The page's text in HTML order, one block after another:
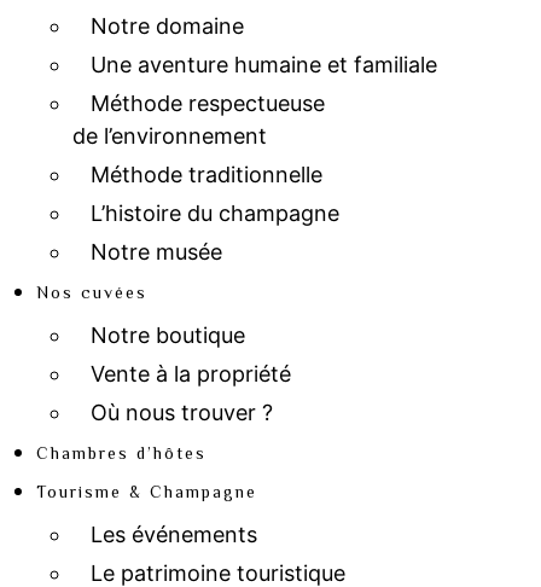
Notre domaine
Une aventure humaine et familiale
Méthode respectueuse
de l’environnement
Méthode traditionnelle
L’histoire du champagne
Notre musée
Nos cuvées
Notre boutique
Vente à la propriété
Où nous trouver ?
Chambres d’hôtes
Tourisme & Champagne
Les événements
Le patrimoine touristique